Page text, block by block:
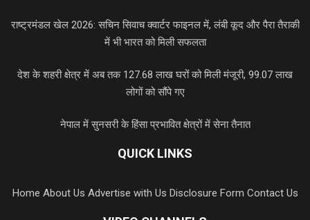
राष्ट्रमंडल खेल 2026: सचिन सिवाच क्वार्टर फाइनल में, लंबी कूद और पैरा तैराकी
में भी भारत को मिली सफलता
देश के शहरी क्षेत्र में अब तक 127.68 लाख घरों को मिली मंजूरी, 99.07 लाख
लोगों को सौंपे गए
नेपाल में सुनसरी के हिंसा प्रभावित क्षेत्रों में सेना तैनात
QUICK LINKS
Home About Us Advertise with Us Disclosure Form Contact Us